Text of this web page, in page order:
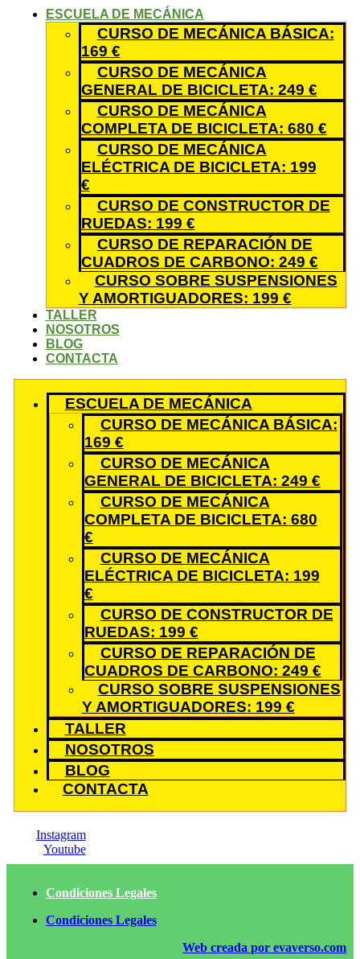
ESCUELA DE MECÁNICA
CURSO DE MECÁNICA BÁSICA:
169 €
CURSO DE MECÁNICA
GENERAL DE BICICLETA: 249 €
CURSO DE MECÁNICA
COMPLETA DE BICICLETA: 680 €
CURSO DE MECÁNICA
ELÉCTRICA DE BICICLETA: 199
€
CURSO DE CONSTRUCTOR DE
RUEDAS: 199 €
CURSO DE REPARACIÓN DE
CUADROS DE CARBONO: 249 €
CURSO SOBRE SUSPENSIONES
Y AMORTIGUADORES: 199 €
TALLER
NOSOTROS
BLOG
CONTACTA
ESCUELA DE MECÁNICA
CURSO DE MECÁNICA BÁSICA:
169 €
CURSO DE MECÁNICA
GENERAL DE BICICLETA: 249 €
CURSO DE MECÁNICA
COMPLETA DE BICICLETA: 680
€
CURSO DE MECÁNICA
ELÉCTRICA DE BICICLETA: 199
€
CURSO DE CONSTRUCTOR DE
RUEDAS: 199 €
CURSO DE REPARACIÓN DE
CUADROS DE CARBONO: 249 €
CURSO SOBRE SUSPENSIONES
Y AMORTIGUADORES: 199 €
TALLER
NOSOTROS
BLOG
CONTACTA
Instagram
Youtube
Condiciones Legales
Condiciones Legales
Web creada por evaverso.com